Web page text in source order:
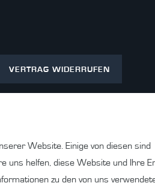
VERTRAG WIDERRUFEN
KontaktWebsite. Einige von diesen sind
uns helfen, diese Website und Ihre
zu den von uns